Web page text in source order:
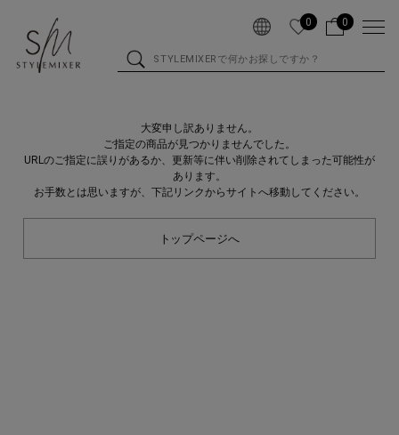
0 0
大変申し訳ありません。
ご指定の商品が見つかりませんでした。
URLのご指定に誤りがあるか、更新等に伴い削除されてしまった可能性が
あります。
お手数とは思いますが、下記リンクからサイトへ移動してください。
トップページへ